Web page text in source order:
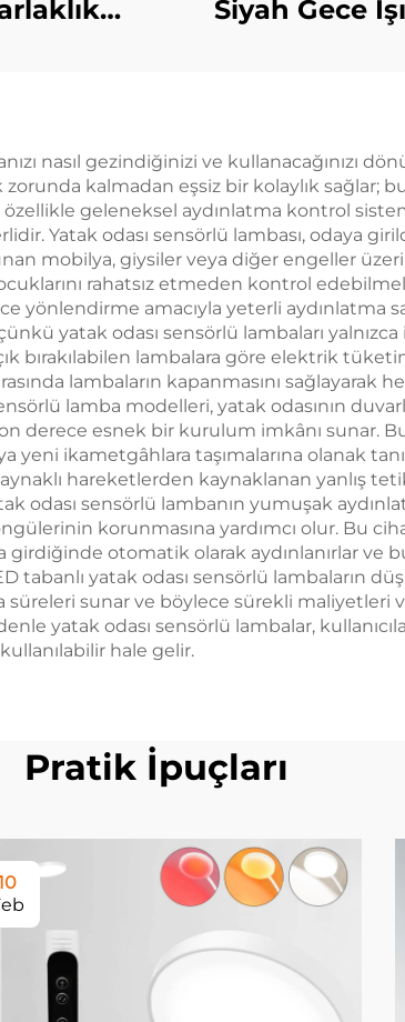
Renk
Okuma
Siyah Gece
Akıllı
Ayarlama,
1800mAh Pil, 18
nasıl gezindiğinizi ve kullanacağınızı
zorunda kalmadan eşsiz bir kolaylık sağlar;
geleneksel aydınlatma kontrol
Yatak odası sensörlü lambası, odaya
mobilya, giysiler veya diğer engeller
rahatsız etmeden kontrol
yönlendirme amacıyla yeterli aydınlatma
yatak odası sensörlü lambaları
bırakılabilen lambalara göre elektrik
lambaların kapanmasını
lamba modelleri, yatak odasının
derece esnek bir kurulum imkânı sunar.
ikametgâhlara taşımalarına olanak
hareketlerden kaynaklanan yanlış
odası sensörlü lambanın yumuşak
korunmasına yardımcı olur. Bu
otomatik olarak aydınlanırlar ve
yatak odası sensörlü lambaların
süreleri sunar ve böylece sürekli maliyetleri
yatak odası sensörlü lambalar,
hale gelir.
Pratik İpuçları